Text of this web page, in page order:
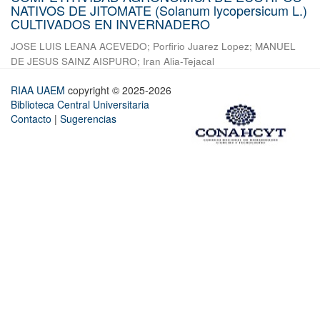
NATIVOS DE JITOMATE (Solanum lycopersicum L.)
CULTIVADOS EN INVERNADERO
JOSE LUIS LEANA ACEVEDO; Porfirio Juarez Lopez; MANUEL
DE JESUS SAINZ AISPURO; Iran Alia-Tejacal
RIAA UAEM copyright © 2025-2026
Biblioteca Central Universitaria
Contacto | Sugerencias